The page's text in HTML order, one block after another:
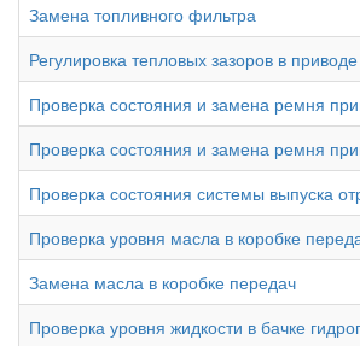
Замена топливного фильтра
Регулировка тепловых зазоров в
Проверка состояния и замена ремня
Проверка состояния и замена ремня
Проверка состояния системы выпуска
Проверка уровня масла в коробке
Замена масла в коробке передач
Проверка уровня жидкости в бачке